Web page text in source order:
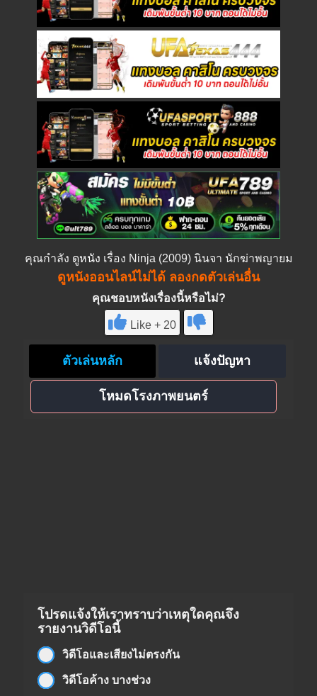
คุณกำลัง ดูหนัง เรื่อง Ninja (2009) นินจา นักฆ่าพญายม
ดูหนังออนไลน์ไม่ได้ ลองกดตัวเล่นอื่น
คุณชอบหนังเรื่องนี้หรือไม่?
Like + 20
ตัวเล่นหลัก แจ้งปัญหา
โหมดโรงภาพยนตร์
โปรดแจ้งให้เราทราบว่าเหตุใดคุณจึง
รายงานวิดีโอนี้
วิดีโอและเสียงไม่ตรงกัน
วิดีโอค้าง บางช่วง